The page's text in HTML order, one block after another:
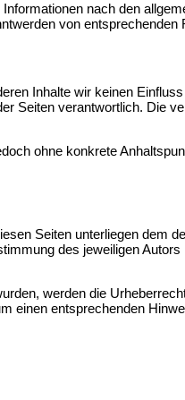
nach den
von
Inhalte wir keinen
Seiten verantwortlich. Die
ohne konkrete
Seiten unterliegen dem
des jeweiligen
werden die
einen entsprechenden